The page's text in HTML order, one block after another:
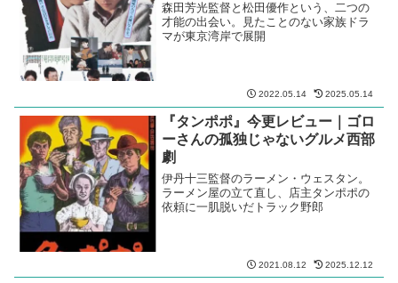
森田芳光監督と松田優作という、二つの
才能の出会い。見たことのない家族ドラ
マが東京湾岸で展開
2022.05.14 2025.05.14
『タンポポ』今更レビュー｜ゴロ
ーさんの孤独じゃないグルメ西部
劇
伊丹十三監督のラーメン・ウェスタン。
ラーメン屋の立て直し、店主タンポポの
依頼に一肌脱いだトラック野郎
2021.08.12 2025.12.12